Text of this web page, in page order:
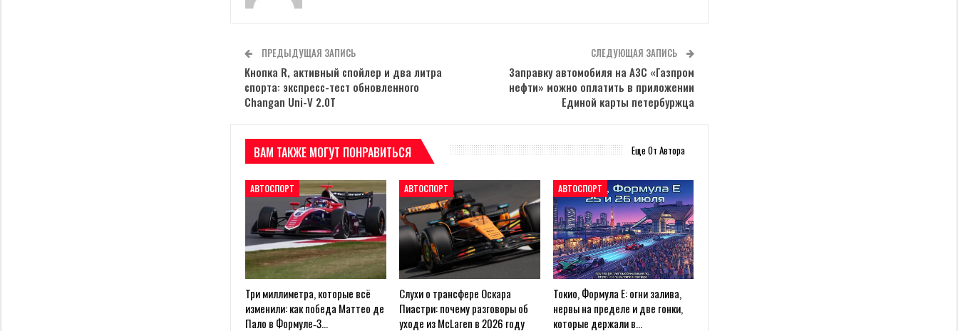
ПРЕДЫДУЩАЯ ЗАПИСЬ
Кнопка R, активный спойлер и два литра
спорта: экспресс-тест обновленного
Changan Uni-V 2.0T
СЛЕДУЮЩАЯ ЗАПИСЬ
Заправку автомобиля на АЗС «Газпром
нефти» можно оплатить в приложении
Единой карты петербуржца
ВАМ ТАКЖЕ МОГУТ ПОНРАВИТЬСЯ Еще От Автора
АВТОСПОРТ
Три миллиметра, которые всё
изменили: как победа Маттео де
Пало в Формуле‑3…
АВТОСПОРТ
Слухи о трансфере Оскара
Пиастри: почему разговоры об
уходе из McLaren в 2026 году
АВТОСПОРТ
Токио, Формула E: огни залива,
нервы на пределе и две гонки,
которые держали в…